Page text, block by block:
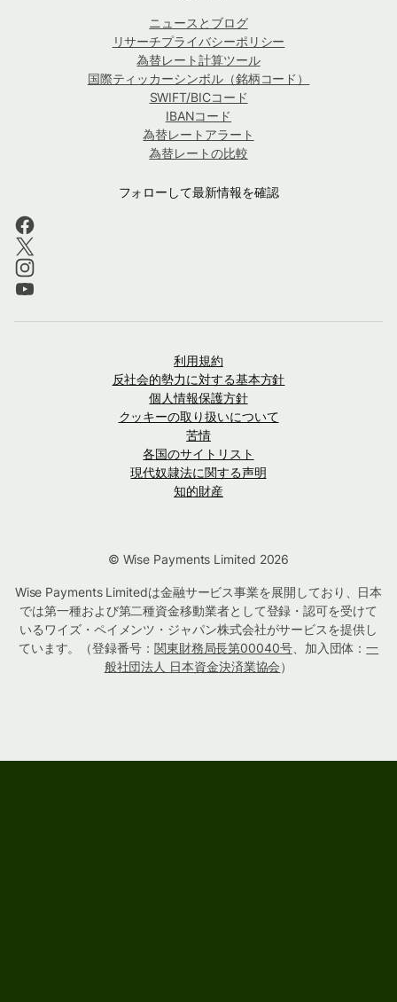
ニュースとブログ
リサーチプライバシーポリシー
為替レート計算ツール
国際ティッカーシンボル（銘柄コード）
SWIFT/BICコード
IBANコード
為替レートアラート
為替レートの比較
フォローして最新情報を確認
利用規約
反社会的勢力に対する基本方針
個人情報保護方針
クッキーの取り扱いについて
苦情
各国のサイトリスト
現代奴隷法に関する声明
知的財産
© Wise Payments Limited 2026
Wise Payments Limitedは金融サービス事業を展開しており、日本
では第一種および第二種資金移動業者として登録・認可を受けて
いるワイズ・ペイメンツ・ジャパン株式会社がサービスを提供し
ています。（登録番号： 関東財務局長第00040号、加入団体：一
般社団法人 日本資金決済業協会）